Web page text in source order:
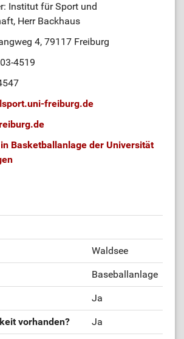
Institut für Sport und
Herr Backhaus
4, 79117 Freiburg
4519
freiburg.de
Basketballanlage der Universität
Waldsee
Baseballanlage
Ja
vorhanden? Ja